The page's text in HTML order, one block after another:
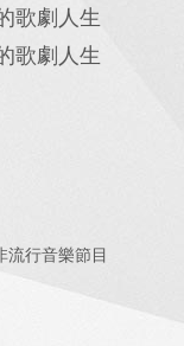
歌劇人生
歌劇人生
流行音樂節目